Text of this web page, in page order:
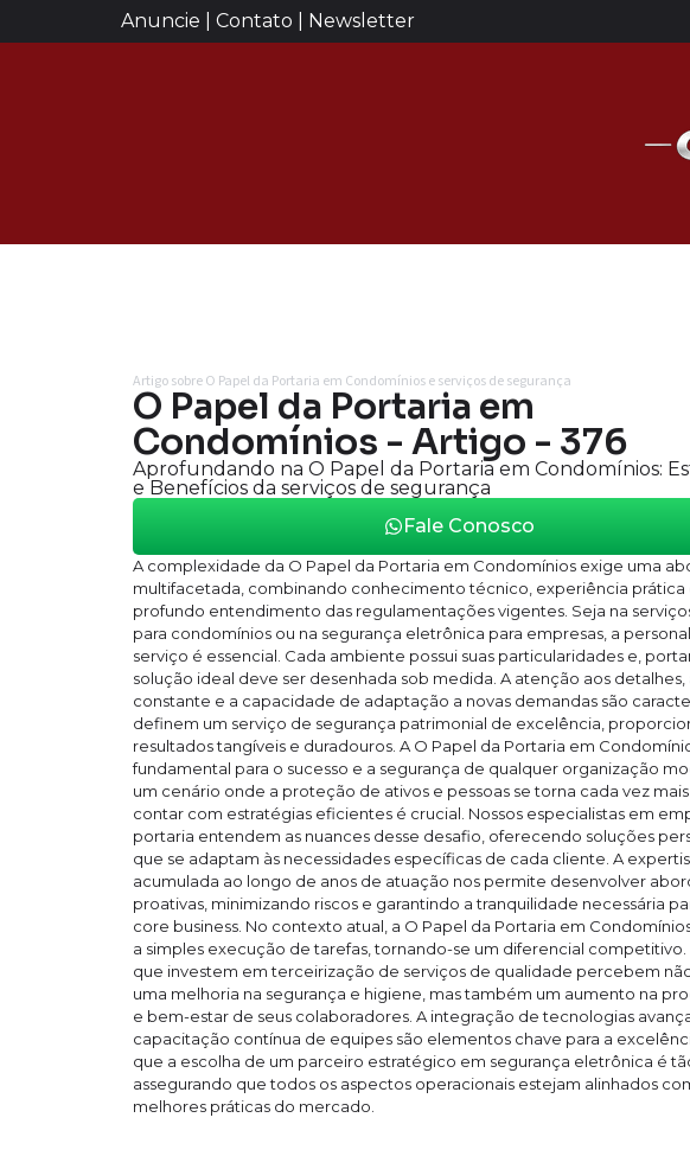
Anuncie | Contato | Newsletter
Artigo sobre O Papel da Portaria em Condomínios e serviços de segurança
O Papel da Portaria em
Condomínios - Artigo - 376
Aprofundando na O Papel da Portaria em Condomínios:
e Benefícios da serviços de segurança
Fale Conosco
A complexidade da O Papel da Portaria em Condomínios exige uma
multifacetada, combinando conhecimento técnico, experiência prática
profundo entendimento das regulamentações vigentes. Seja na
para condomínios ou na segurança eletrônica para empresas, a
serviço é essencial. Cada ambiente possui suas particularidades e,
solução ideal deve ser desenhada sob medida. A atenção aos detalhes,
constante e a capacidade de adaptação a novas demandas são
definem um serviço de segurança patrimonial de excelência,
resultados tangíveis e duradouros. A O Papel da Portaria em
fundamental para o sucesso e a segurança de qualquer organização
um cenário onde a proteção de ativos e pessoas se torna cada vez
contar com estratégias eficientes é crucial. Nossos especialistas em
portaria entendem as nuances desse desafio, oferecendo soluções
que se adaptam às necessidades específicas de cada cliente. A
acumulada ao longo de anos de atuação nos permite desenvolver
proativas, minimizando riscos e garantindo a tranquilidade necessária
core business. No contexto atual, a O Papel da Portaria em
a simples execução de tarefas, tornando-se um diferencial competitivo.
que investem em terceirização de serviços de qualidade percebem
uma melhoria na segurança e higiene, mas também um aumento na
e bem-estar de seus colaboradores. A integração de tecnologias
capacitação contínua de equipes são elementos chave para a
que a escolha de um parceiro estratégico em segurança eletrônica é
assegurando que todos os aspectos operacionais estejam alinhados
melhores práticas do mercado.